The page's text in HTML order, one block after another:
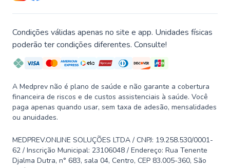
Condições válidas apenas no site e app. Unidades físicas
poderão ter condições diferentes. Consulte!
A Medprev não é plano de saúde e não garante a cobertura
financeira de riscos e de custos assistenciais à saúde. Você
paga apenas quando usar, sem taxa de adesão, mensalidades
ou anuidades.
MEDPREV.ONLINE SOLUÇÕES LTDA / CNPJ: 19.258.530/0001-
62 / Inscrição Municipal: 23106048 / Endereço: Rua Tenente
Djalma Dutra, n° 683, sala 04, Centro, CEP 83.005-360, São